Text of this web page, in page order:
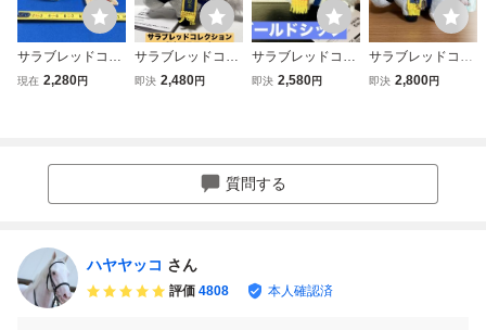
サラブレッドコレ
クション ミニマス
現在 2,280円
サラブレッドコレ
クション ぷちマス
即決 2,480円
サラブレッドコレ
クション ぷちマス
売品 プライズ品
皐月賞
即決 2,580円
サラブレッドコレ
クション ゴール
即決 2,800円
質問する
ハヤヤッコ さん
評価 4808 本人確認済